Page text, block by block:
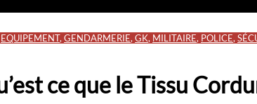
EQUIPEMENT,GENDARMERIE,GK, MILITAIRE, POLICE,
ce que le Tissu